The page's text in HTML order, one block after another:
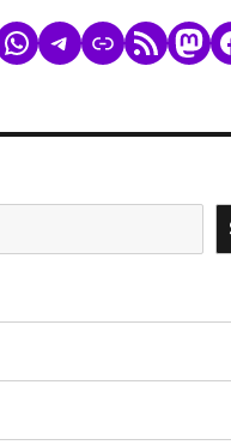
WhatsApp
Telegram
LinkRSS Feed